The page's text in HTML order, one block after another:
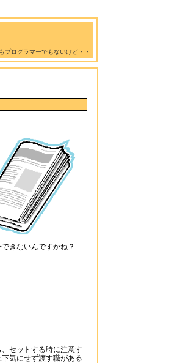
プログラマーでもないけど・・
きないんですかね？
セットする時に注意す
気にせず渡す職がある